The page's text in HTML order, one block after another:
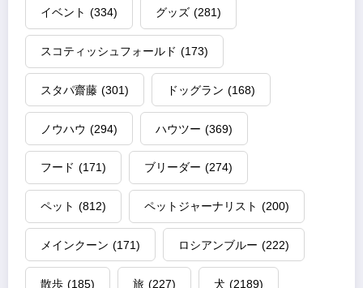
イベント (334) グッズ (281)
スコティッシュフォールド (173)
スタパ齋藤 (301) ドッグラン (168)
ノウハウ (294) ハウツー (369)
フード (171) ブリーダー (274)
ペット (812) ペットジャーナリスト (200)
メインクーン (171) ロシアンブルー (222)
散歩 (185) 旅 (227) 犬 (2189)